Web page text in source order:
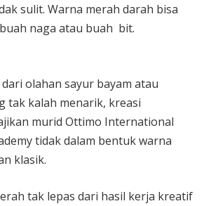
sulit. Warna merah darah bisa
naga atau buah bit.
olahan sayur bayam atau
tak kalah menarik, kreasi
murid Ottimo International
tidak dalam bentuk warna
klasik.
tak lepas dari hasil kerja kreatif